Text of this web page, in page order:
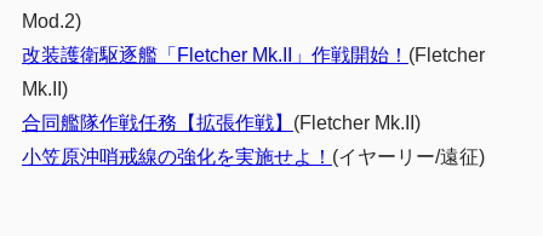
Mod.2)
改装護衛駆逐艦「Fletcher Mk.II」作戦開始！ (Fletcher
Mk.II)
合同艦隊作戦任務【拡張作戦】 (Fletcher Mk.II)
小笠原沖哨戒線の強化を実施せよ！ (イヤーリー/遠征)